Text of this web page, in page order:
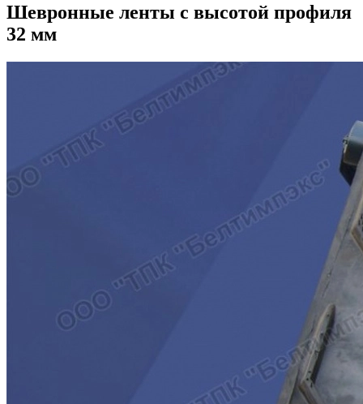
Шевронные ленты с высотой профиля
32 мм